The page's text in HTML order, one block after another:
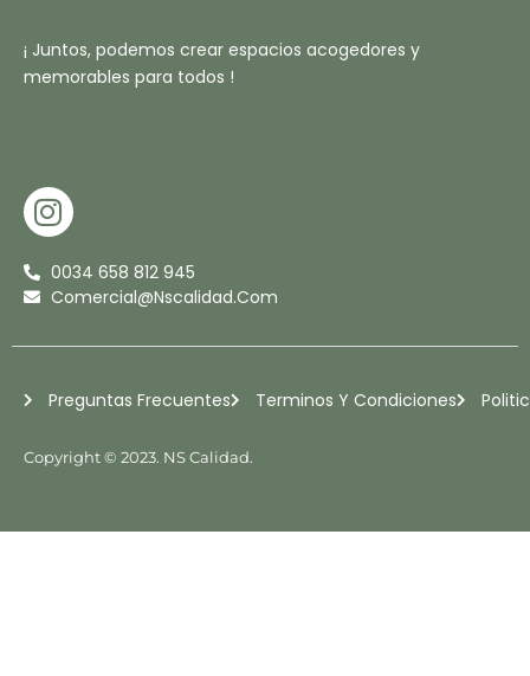
¡ Juntos, podemos crear espacios acogedores y
memorables para todos !
I
N
S
T
G
R
A
M
0034 658 812 945
Comercial@nscalidad.com
Copyright © 2023. NS Calidad.
Preguntas Frecuentes Terminos Y Condiciones